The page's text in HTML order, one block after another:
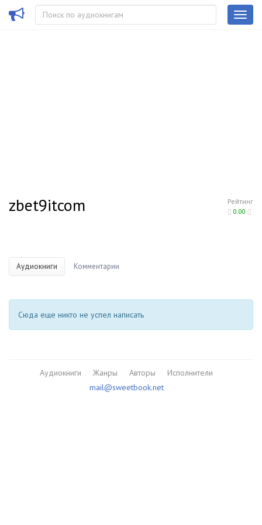
Рейтинг
0.00
zbet9itcom
Аудиокниги Комментарии
Сюда еще никто не успел написать
Аудиокниги Жанры Авторы
Исполнители
mail@sweetbook.net